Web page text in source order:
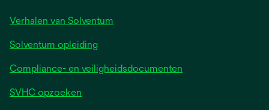
Verhalen van Solventum
Solventum opleiding
Compliance- en veiligheidsdocumenten
SVHC opzoeken